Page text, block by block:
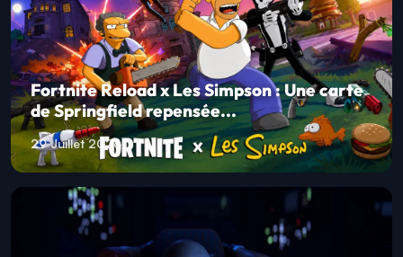
Fortnite Reload x Les Simpson : Une carte
de Springfield repensée...
29 Juillet 2026